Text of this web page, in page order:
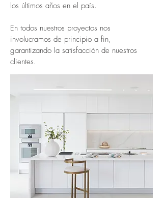
los últimos años en el país.
En todos nuestros proyectos nos
involucramos de principio a fin,
garantizando la satisfacción de nuestros
clientes.